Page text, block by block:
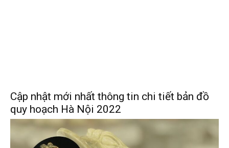
Cập nhật mới nhất thông tin chi tiết bản đồ
quy hoạch Hà Nội 2022